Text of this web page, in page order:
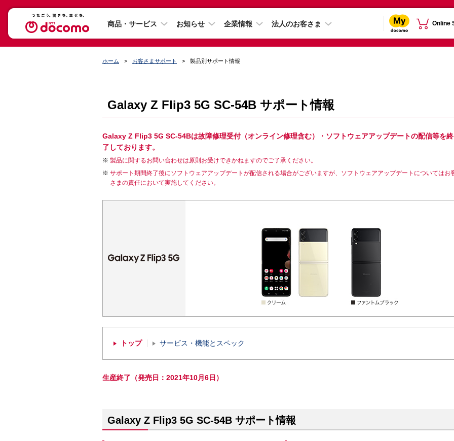
商品・サービス お知らせ 企業情報 法人のお客さま Online
ホーム お客さまサポート 製品別サポート情報
Galaxy Z Flip3 5G SC-54B サポート情報
Galaxy Z Flip3 5G SC-54Bは故障修理受付（オンライン修理含む）・ソフトウェアアップデートの配信等を終
了しております。
製品に関するお問い合わせは原則お受けできかねますのでご了承ください。
サポート期間終了後にソフトウェアアップデートが配信される場合がございますが、ソフトウェアアップデートについてはお
さまの責任において実施してください。
トップ サービス・機能とスペック
生産終了（発売日：2021年10月6日）
Galaxy Z Flip3 5G SC-54B サポート情報